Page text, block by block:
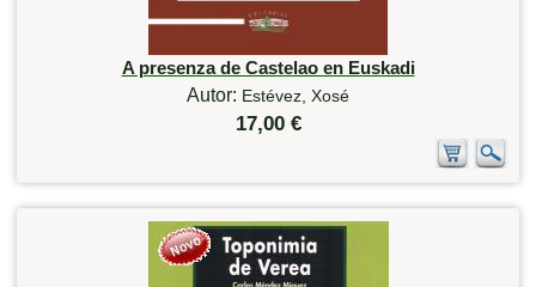
A presenza de Castelao en Euskadi
Autor: Estévez, Xosé
17,00 €